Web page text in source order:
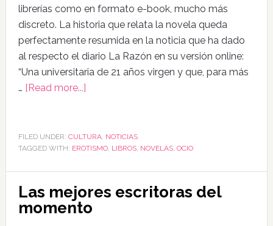
librerías como en formato e-book, mucho más
discreto. La historia que relata la novela queda
perfectamente resumida en la noticia que ha dado
al respecto el diario La Razón en su versión online:
“Una universitaria de 21 años virgen y que, para más
… [Read more...]
FILED UNDER: CULTURA, NOTICIAS
TAGGED WITH: EROTISMO, LIBROS, NOVELAS, OCIO
Las mejores escritoras del
momento